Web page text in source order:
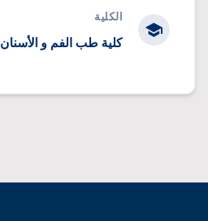
الكلية
كلية طب الفم و الأسنان